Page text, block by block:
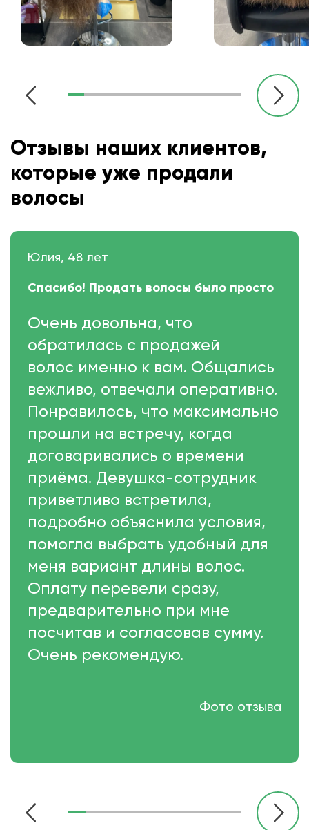
Отзывы наших клиентов,
которые уже продали
волосы
Юлия, 48 лет
Спасибо! Продать волосы было просто
Очень довольна, что
обратилась с продажей
волос именно к вам. Общались
вежливо, отвечали оперативно.
Понравилось, что максимально
прошли на встречу, когда
договаривались о времени
приёма. Девушка-сотрудник
приветливо встретила,
подробно объяснила условия,
помогла выбрать удобный для
меня вариант длины волос.
Оплату перевели сразу,
предварительно при мне
посчитав и согласовав сумму.
Очень рекомендую.
Фото отзыва